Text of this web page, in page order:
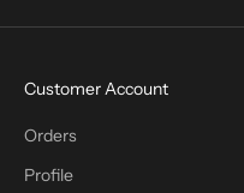
Customer Account
Orders
Profile